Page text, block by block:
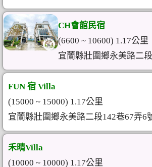
CH會館民宿
(6600 ~ 10600) 1.17公里
宜蘭縣壯圍鄉永美路二
FUN 宿 Villa
(15000 ~ 15000) 1.17公里
宜蘭縣壯圍鄉永美路二段142巷67弄6
禾晴Villa
(10000 ~ 10000) 1.17公里